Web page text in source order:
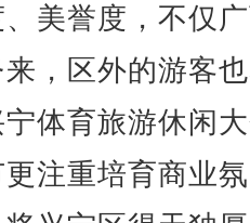
美誉度，不仅
，区外的游客
体育旅游休闲
注重培育商业